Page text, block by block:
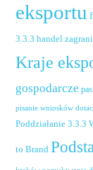
eksportu
3.3.3 handel
Kraje
gospodarcze
pisanie wniosków
Poddziałanie 3.3.3
to Brand